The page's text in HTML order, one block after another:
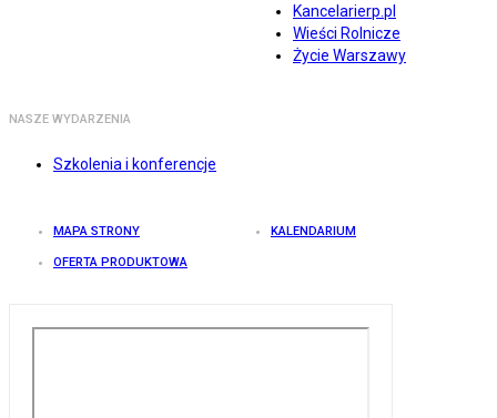
Kancelarierp.pl
Wieści Rolnicze
Życie Warszawy
NASZE WYDARZENIA
Szkolenia i konferencje
MAPA STRONY KALENDARIUM
OFERTA PRODUKTOWA